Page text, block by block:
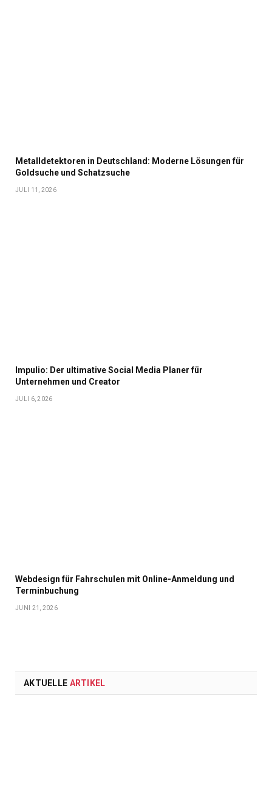
Metalldetektoren in Deutschland: Moderne Lösungen für
Goldsuche und Schatzsuche
JULI 11, 2026
Impulio: Der ultimative Social Media Planer für
Unternehmen und Creator
JULI 6, 2026
Webdesign für Fahrschulen mit Online-Anmeldung und
Terminbuchung
JUNI 21, 2026
AKTUELLE ARTIKEL